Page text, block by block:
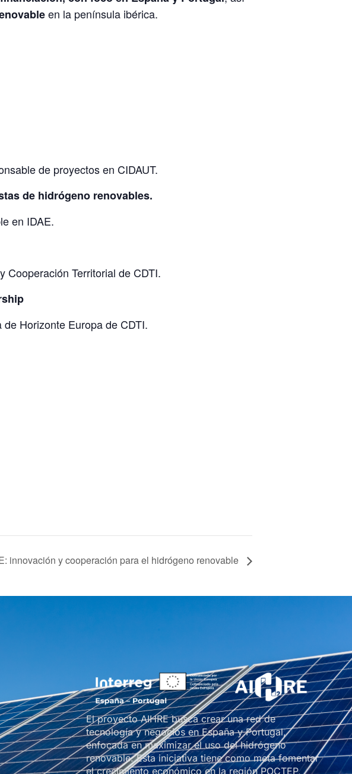
en la península ibérica.
de proyectos en CIDAUT.
de hidrógeno renovables.
en IDAE.
Cooperación Territorial de CDTI.
Horizonte Europa de CDTI.
innovación y cooperación para el hidrógeno renovable
El proyecto AIHRE busca crear una red de
tecnología y negocios en España y Portugal,
enfocada en maximizar el uso del hidrógeno
renovable. Esta iniciativa tiene como meta fomentar
el crecimiento económico en la región POCTEP,